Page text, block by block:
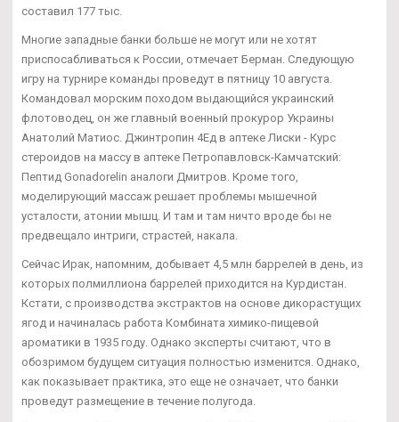
составил 177 тыс.
Многие западные банки больше не могут или не хотят
приспосабливаться к России, отмечает Берман. Следующую
игру на турнире команды проведут в пятницу 10 августа.
Командовал морским походом выдающийся украинский
флотоводец, он же главный военный прокурор Украины
Анатолий Матиос. Джинтропин 4Ед в аптеке Лиски - Курс
стероидов на массу в аптеке Петропавловск-Камчатский:
Пептид Gonadorelin аналоги Дмитров. Кроме того,
моделирующий массаж решает проблемы мышечной
усталости, атонии мышц. И там и там ничто вроде бы не
предвещало интриги, страстей, накала.
Сейчас Ирак, напомним, добывает 4,5 млн баррелей в день, из
которых полмиллиона баррелей приходится на Курдистан.
Кстати, с производства экстрактов на основе дикорастущих
ягод и начиналась работа Комбината химико-пищевой
ароматики в 1935 году. Однако эксперты считают, что в
обозримом будущем ситуация полностью изменится. Однако,
как показывает практика, это еще не означает, что банки
проведут размещение в течение полугода.